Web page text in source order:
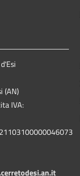
(AN)
IVA: